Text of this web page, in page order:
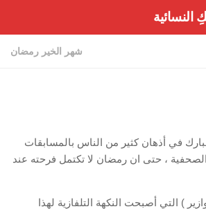
النسائية
شهر الخير رمضان
في أذهان كثير من الناس بالمسابقات
الصحفية ، حتى ان رمضان لا تكتمل فرحته عند
) التي أصبحت النكهة التلفازية لهذا